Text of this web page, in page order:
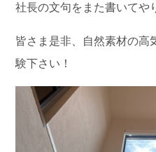
社長の文句をまた書いてや
皆さま是非、自然素材の高
験下さい！